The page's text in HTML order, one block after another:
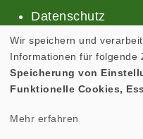
Datenschutz
Cookie Einstellungen
Wir speichern und
Informationen für folgende
Speicherung von
Funktionelle Cookies,
Mehr erfahren